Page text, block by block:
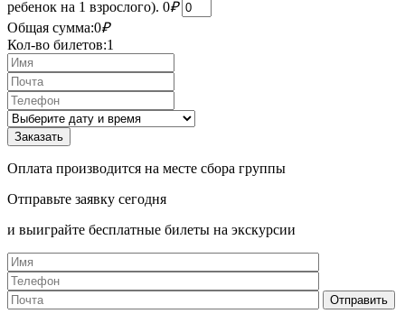
ребенок на 1 взрослого). 0₽
Общая сумма:0₽
Кол-во билетов:1
Оплата производится на месте сбора группы
Отправьте заявку сегодня
и выиграйте бесплатные билеты на экскурсии